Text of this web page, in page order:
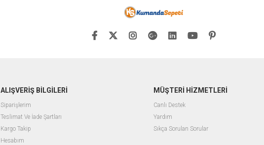
ALIŞVERİŞ BİLGİLERİ
Siparişlerim
Teslimat Ve İade Şartları
Kargo Takip
Hesabım
MÜŞTERİ HİZMETLERİ
Canlı Destek
Yardım
Sıkça Sorulan Sorular